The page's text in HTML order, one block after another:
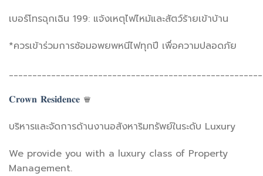
เบอร์โทรฉุกเฉิน 199: แจ้งเหตุไฟไหม้และสัตว์ร้ายเข้าบ้าน
*ควรเข้าร่วมการซ้อมอพยพหนีไฟทุกปี เพื่อความปลอดภัย
𝐂𝐫𝐨𝐰𝐧 𝐑𝐞𝐬𝐢𝐝𝐞𝐧𝐜𝐞 ♛
บริหารและจัดการด้านงานอสังหาริมทรัพย์ในระดับ Luxury
We provide you with a luxury class of Property
Management.